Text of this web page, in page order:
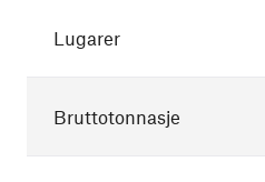
Lugarer
Bruttotonnasje